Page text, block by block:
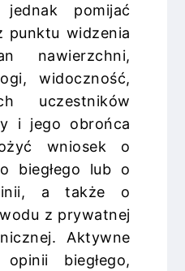
jednak pomijać
punktu widzenia
nawierzchni,
widoczność,
uczestników
i jego obrońca
wniosek o
biegłego lub o
a także o
z prywatnej
Aktywne
opinii biegłego,